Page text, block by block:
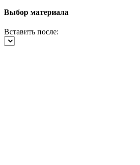
Выбор материала
Вставить после: